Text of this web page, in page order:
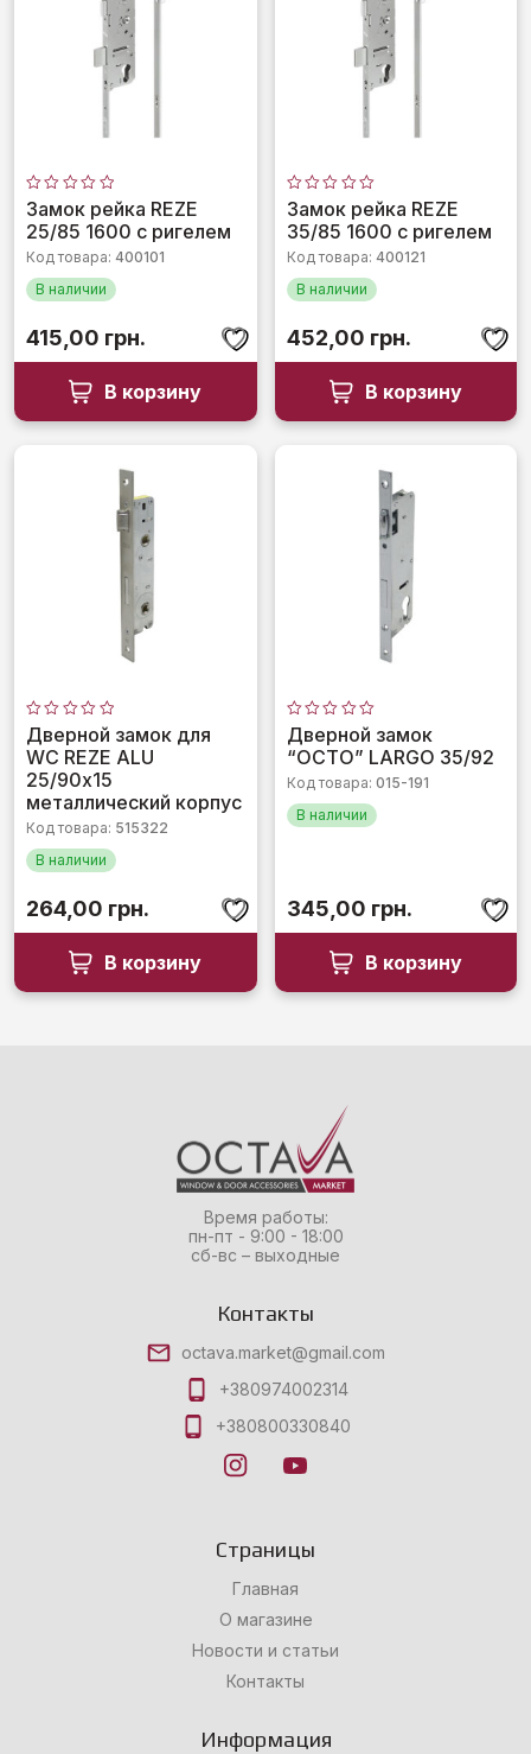
Оценка
0
из
Замок рейка REZE
25/85 1600 с ригелем
Код товара: 400101
В наличии
415,00 грн.
В корзину
Оценка
0
из
Замок рейка REZE
35/85 1600 с ригелем
Код товара: 400121
В наличии
452,00 грн.
В корзину
Оценка
0
из
5
Дверной замок для
WC REZE ALU
25/90х15
металлический корпус
Код товара: 515322
В наличии
264,00 грн.
В корзину
Оценка
0
из
Дверной замок
“OCTO” LARGO 35/92
Код товара: 015-191
В наличии
345,00 грн.
В корзину
Время работы:
пн-пт - 9:00 - 18:00
сб-вс – выходные
Контакты
octava.market@gmail.com
+380974002314
+380800330840
Страницы
Главная
О магазине
Новости и статьи
Контакты
Информация